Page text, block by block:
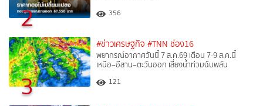
2 356
3
#ข่าวเศรษฐกิจ #TNN ช่อง16
พยากรณ์อากาศวันนี้ 7 ส.ค.69 เตือน 7-9 ส.ค.นี้
เหนือ–อีสาน–ตะวันออก เสี่ยงน้ำท่วมฉับพลัน
121